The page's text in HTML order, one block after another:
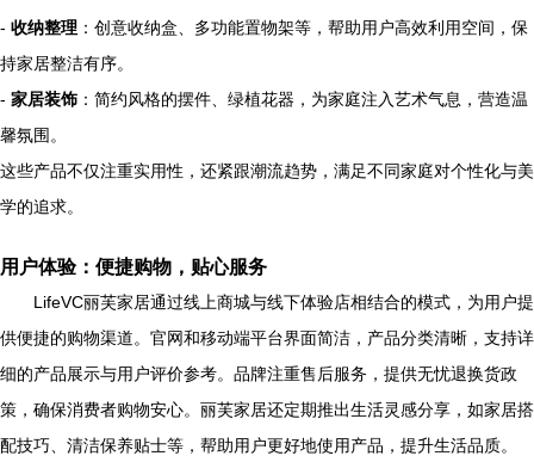
- 收纳整理 ：创意收纳盒、多功能置物架等，帮助用户高效利用空间，保
持家居整洁有序。
- 家居装饰 ：简约风格的摆件、绿植花器，为家庭注入艺术气息，营造温
馨氛围。
这些产品不仅注重实用性，还紧跟潮流趋势，满足不同家庭对个性化与美
学的追求。
用户体验：便捷购物，贴心服务
LifeVC丽芙家居通过线上商城与线下体验店相结合的模式，为用户提
供便捷的购物渠道。官网和移动端平台界面简洁，产品分类清晰，支持详
细的产品展示与用户评价参考。品牌注重售后服务，提供无忧退换货政
策，确保消费者购物安心。丽芙家居还定期推出生活灵感分享，如家居搭
配技巧、清洁保养贴士等，帮助用户更好地使用产品，提升生活品质。